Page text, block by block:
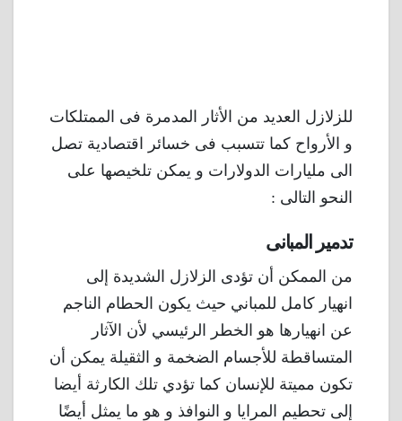
للزلازل العديد من الأثار المدمرة فى الممتلكات
و الأرواح كما تتسبب فى خسائر اقتصادية تصل
الى مليارات الدولارات و يمكن تلخيصها على
النحو التالى :
تدمير المبانى
من الممكن أن تؤدى الزلازل الشديدة إلى
انهيار كامل للمباني حيث يكون الحطام الناجم
عن انهيارها هو الخطر الرئيسي لأن الآثار
المتساقطة للأجسام الضخمة و الثقيلة يمكن أن
تكون مميتة للإنسان كما تؤدي تلك الكارثة أيضا
إلى تحطيم المرايا و النوافذ و هو ما يمثل أيضًا